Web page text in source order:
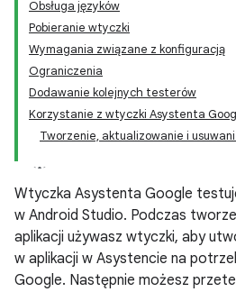
Obsługa języków
Pobieranie wtyczki
Wymagania związane z konfiguracją
Ograniczenia
Dodawanie kolejnych testerów
Korzystanie z wtyczki Asystenta
Tworzenie, aktualizowanie i
Wtyczka Asystenta Google
w Android Studio. Podczas
aplikacji używasz wtyczki, aby
w aplikacji w Asystencie na
Google. Następnie możesz